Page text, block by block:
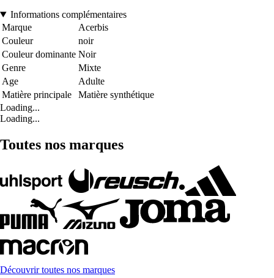
Informations complémentaires
Marque
Acerbis
Couleur
noir
Couleur dominante Noir
Genre
Mixte
Age
Adulte
Matière principale
Matière synthétique
Loading...
Loading...
Toutes nos marques
Découvrir toutes nos marques